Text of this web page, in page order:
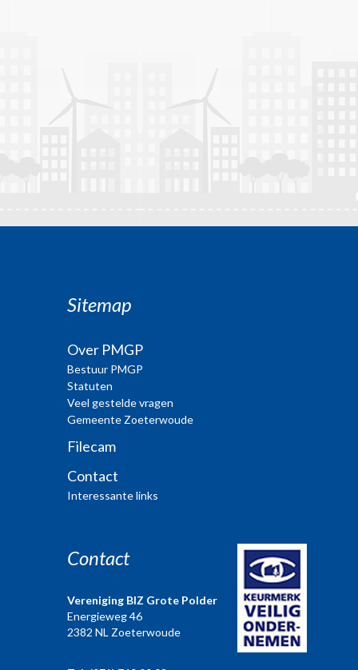
Sitemap
Over PMGP
Bestuur PMGP
Statuten
Veel gestelde vragen
Gemeente Zoeterwoude
Filecam
Contact
Interessante links
Contact
Vereniging BIZ Grote Polder
Energieweg 46
2382 NL Zoeterwoude